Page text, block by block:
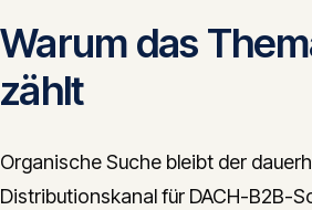
Warum das
zählt
Organische Suche bleibt der
Distributionskanal für DACH-B2B-